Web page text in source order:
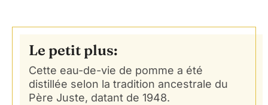
Le petit plus:
Cette eau-de-vie de pomme a été
distillée selon la tradition ancestrale du
Père Juste, datant de 1948.